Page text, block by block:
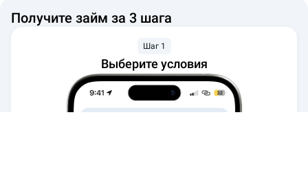
Получите займ за 3 шага
Шаг 1
Выберите условия